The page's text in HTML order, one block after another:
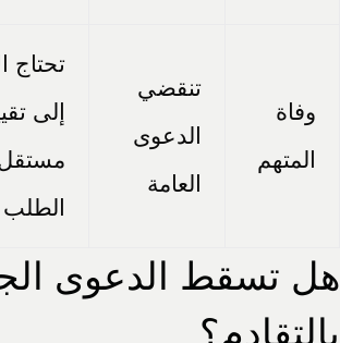
وفاة
المتهم
تنقضي
الدعوى
العامة
تحتاج
إلى
هل تسقط الدعوى
بالتقادم؟